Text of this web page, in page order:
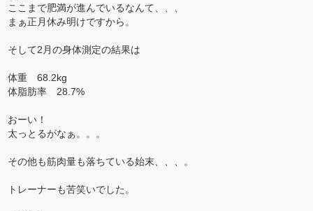
ここまで肥満が進んでいるなんて、、、
まぁ正月休み明けですから。
そして2月の身体測定の結果は
体重 68.2kg
体脂肪率 28.7%
おーい！
太っとるがなぁ。。。
その他も筋肉量も落ちている始末、、、。
トレーナーも苦笑いでした。